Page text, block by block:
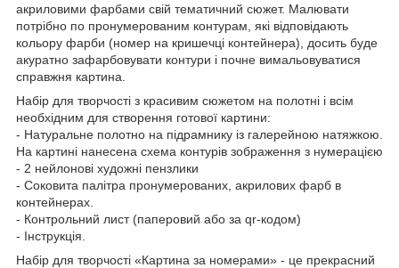
акриловими фарбами свій тематичний сюжет. Малювати
потрібно по пронумерованим контурам, які відповідають
кольору фарби (номер на кришечці контейнера), досить буде
акуратно зафарбовувати контури і почне вимальовуватися
справжня картина.
Набір для творчості з красивим сюжетом на полотні і всім
необхідним для створення готової картини:
- Натуральне полотно на підрамнику із галерейною натяжкою.
На картині нанесена схема контурів зображення з нумерацією
- 2 нейлонові художні пензлики
- Соковита палітра пронумерованих, акрилових фарб в
контейнерах.
- Контрольний лист (паперовий або за qr-кодом)
- Інструкція.
Набір для творчості «Картина за номерами» - це прекрасний